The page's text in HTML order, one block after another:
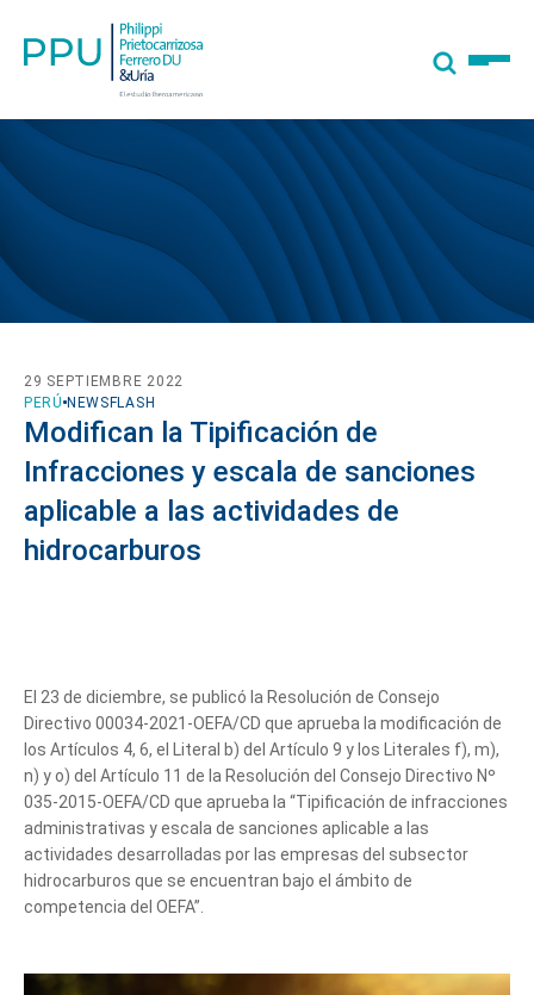
PERÚ NEWSFLASH
29 SEPTIEMBRE 2022
Modifican la Tipificación de
Infracciones y escala de sanciones
aplicable a las actividades de
hidrocarburos
El 23 de diciembre, se publicó la Resolución de Consejo
Directivo 00034-2021-OEFA/CD que aprueba la modificación de
los Artículos 4, 6, el Literal b) del Artículo 9 y los Literales f), m),
n) y o) del Artículo 11 de la Resolución del Consejo Directivo Nº
035-2015-OEFA/CD que aprueba la “Tipificación de infracciones
administrativas y escala de sanciones aplicable a las
actividades desarrolladas por las empresas del subsector
hidrocarburos que se encuentran bajo el ámbito de
competencia del OEFA”.